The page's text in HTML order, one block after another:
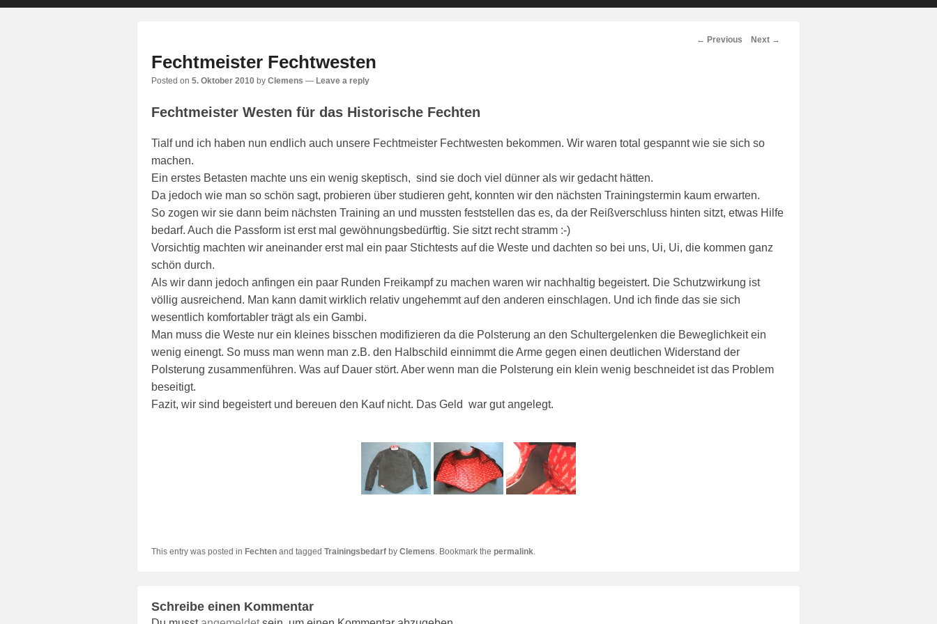
Post
← Previous Next →
Fechtmeister Fechtwesten
Posted on 5. Oktober 2010 by Clemens — Leave a reply
Fechtmeister Westen für das Historische Fechten
Tialf und ich haben nun endlich auch unsere Fechtmeister Fechtwesten bekommen. Wir waren total gespannt wie sie sich so
machen.
Ein erstes Betasten machte uns ein wenig skeptisch, sind sie doch viel dünner als wir gedacht hätten.
Da jedoch wie man so schön sagt, probieren über studieren geht, konnten wir den nächsten Trainingstermin kaum erwarten.
So zogen wir sie dann beim nächsten Training an und mussten feststellen das es, da der Reißverschluss hinten sitzt, etwas Hilfe
bedarf. Auch die Passform ist erst mal gewöhnungsbedürftig. Sie sitzt recht stramm :-)
Vorsichtig machten wir aneinander erst mal ein paar Stichtests auf die Weste und dachten so bei uns, Ui, Ui, die kommen ganz
schön durch.
Als wir dann jedoch anfingen ein paar Runden Freikampf zu machen waren wir nachhaltig begeistert. Die Schutzwirkung ist
völlig ausreichend. Man kann damit wirklich relativ ungehemmt auf den anderen einschlagen. Und ich finde das sie sich
wesentlich komfortabler trägt als ein Gambi.
Man muss die Weste nur ein kleines bisschen modifizieren da die Polsterung an den Schultergelenken die Beweglichkeit ein
wenig einengt. So muss man wenn man z.B. den Halbschild einnimmt die Arme gegen einen deutlichen Widerstand der
Polsterung zusammenführen. Was auf Dauer stört. Aber wenn man die Polsterung ein klein wenig beschneidet ist das Problem
beseitigt.
Fazit, wir sind begeistert und bereuen den Kauf nicht. Das Geld war gut angelegt.
This entry was posted in Fechten and tagged Trainingsbedarf by Clemens. Bookmark the permalink.
Schreibe einen Kommentar